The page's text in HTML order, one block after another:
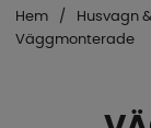
Hem Husvagn
Väggmonterade